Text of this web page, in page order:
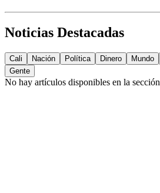
Noticias Destacadas
Cali Nación Política Dinero Mundo
Gente
No hay artículos disponibles en la sección